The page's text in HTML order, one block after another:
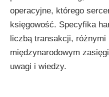
operacyjne, którego
księgowość. Specyfika
liczbą transakcji, różnymi
międzynarodowym
uwagi i wiedzy.